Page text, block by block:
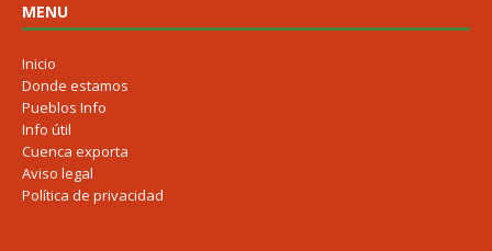
MENU
Inicio
Donde estamos
Pueblos Info
Info útil
Cuenca exporta
Aviso legal
Política de privacidad